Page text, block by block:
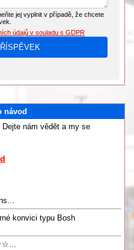
jej vyplnit v případě, že chcete
údajů v souladu s GDPR
návod
Dejte nám vědět a my se
konvici typu Bosh